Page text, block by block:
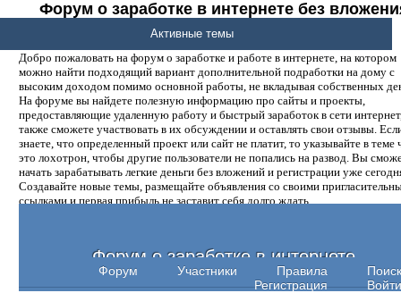
Форум о заработке в интернете без
денег.
Добро пожаловать на форум о заработке и работе в интернете, на котором
можно найти подходящий вариант дополнительной подработки на дому с
высоким доходом помимо основной работы, не вкладывая собственных
На форуме вы найдете полезную информацию про сайты и проекты,
предоставляющие удаленную работу и быстрый заработок в сети
также сможете участвовать в их обсуждении и оставлять свои отзывы.
знаете, что определенный проект или сайт не платит, то указывайте в теме
это лохотрон, чтобы другие пользователи не попались на развод. Вы
начать зарабатывать легкие деньги без вложений и регистрации уже
Создавайте новые темы, размещайте объявления со своими
ссылками и первая прибыль не заставит себя долго ждать.
Форум о заработке в интернете
Форум Участники Правила
Поиск
Регистрация
Войти
Активные темы